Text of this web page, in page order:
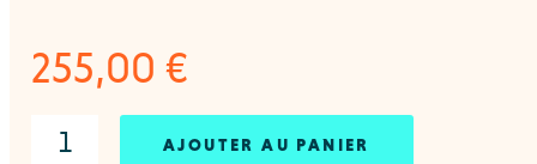
255,00 €
AJOUTER AU PANIER